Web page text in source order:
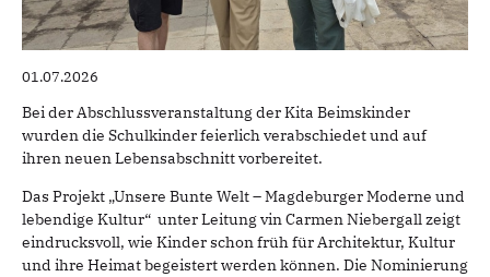
01.07.2026
Bei der Abschlussveranstaltung der Kita Beimskinder
wurden die Schulkinder feierlich verabschiedet und auf
ihren neuen Lebensabschnitt vorbereitet.
Das Projekt „Unsere Bunte Welt – Magdeburger Moderne und
lebendige Kultur“ unter Leitung vin Carmen Niebergall zeigt
eindrucksvoll, wie Kinder schon früh für Architektur, Kultur
und ihre Heimat begeistert werden können. Die Nominierung